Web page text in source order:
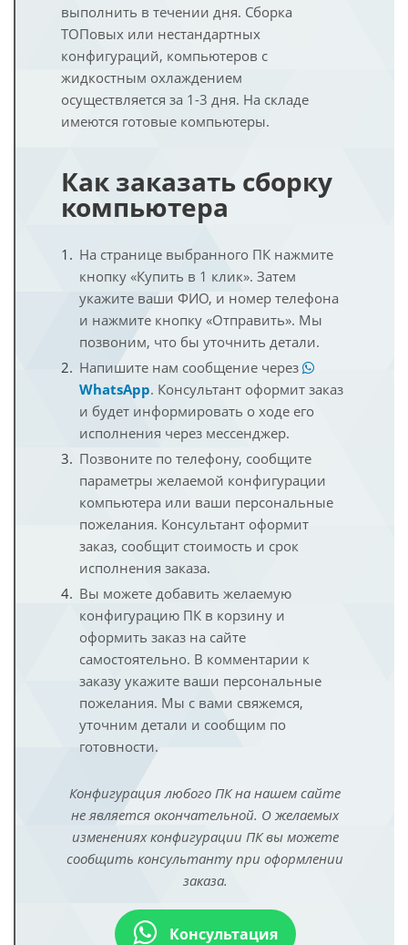
выполнить в течении дня. Сборка
ТОПовых или нестандартных
конфигураций, компьютеров с
жидкостным охлаждением
осуществляется за 1-3 дня. На складе
имеются готовые компьютеры.
Как заказать сборку
компьютера
На странице выбранного ПК нажмите
кнопку «Купить в 1 клик». Затем
укажите ваши ФИО, и номер телефона
и нажмите кнопку «Отправить». Мы
позвоним, что бы уточнить детали.
Напишите нам сообщение через
WhatsApp. Консультант оформит заказ
и будет информировать о ходе его
исполнения через мессенджер.
Позвоните по телефону, сообщите
параметры желаемой конфигурации
компьютера или ваши персональные
пожелания. Консультант оформит
заказ, сообщит стоимость и срок
исполнения заказа.
Вы можете добавить желаемую
конфигурацию ПК в корзину и
оформить заказ на сайте
самостоятельно. В комментарии к
заказу укажите ваши персональные
пожелания. Мы с вами свяжемся,
уточним детали и сообщим по
готовности.
Конфигурация любого ПК на нашем сайте
не является окончательной. О желаемых
изменениях конфигурации ПК вы можете
сообщить консультанту при оформлении
заказа.
Консультация